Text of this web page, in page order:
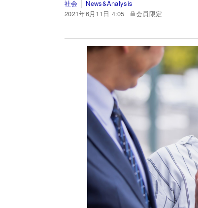
社会
News&Analysis
2021年6月11日 4:05
会員限定